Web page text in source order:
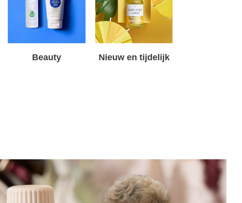
Beauty Nieuw en tijdelijk